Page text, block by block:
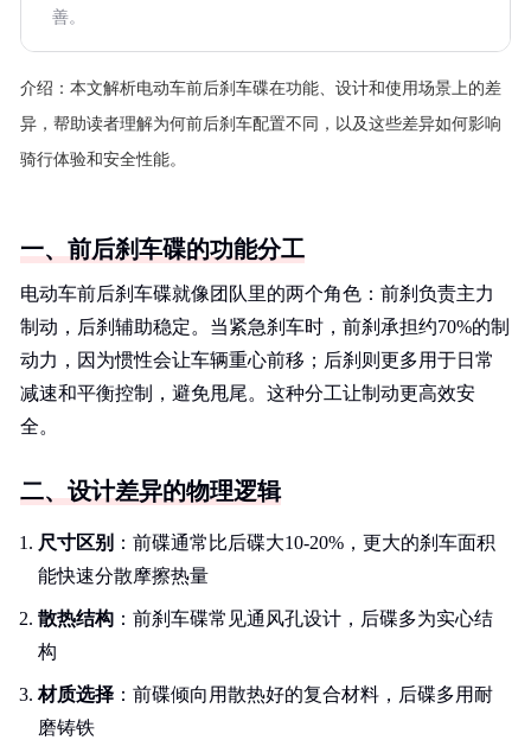
善。
介绍： 本文解析电动车前后刹车碟在功能、设计和使用场景上的差
异，帮助读者理解为何前后刹车配置不同，以及这些差异如何影响
骑行体验和安全性能。
一、前后刹车碟的功能分工
电动车前后刹车碟就像团队里的两个角色：前刹负责主力
制动，后刹辅助稳定。当紧急刹车时，前刹承担约70%的制
动力，因为惯性会让车辆重心前移；后刹则更多用于日常
减速和平衡控制，避免甩尾。这种分工让制动更高效安
全。
二、设计差异的物理逻辑
尺寸区别 ：前碟通常比后碟大10-20%，更大的刹车面积
能快速分散摩擦热量
散热结构 ：前刹车碟常见通风孔设计，后碟多为实心结
构
材质选择 ：前碟倾向用散热好的复合材料，后碟多用耐
磨铸铁